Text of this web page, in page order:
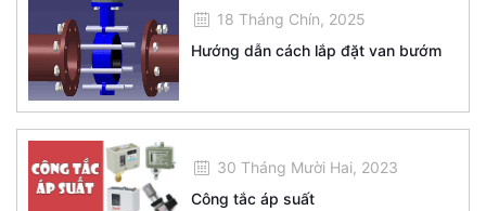
18 Tháng Chín, 2025
Hướng dẫn cách lắp đặt van bướm
30 Tháng Mười Hai, 2023
Công tắc áp suất